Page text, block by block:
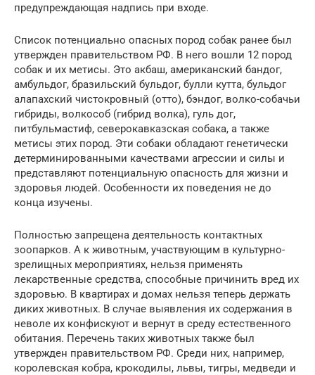
предупреждающая надпись при входе.
Список потенциально опасных пород собак ранее был
утвержден правительством РФ. В него вошли 12 пород
собак и их метисы. Это акбаш, американский бандог,
амбульдог, бразильский бульдог, булли кутта, бульдог
алапахский чистокровный (отто), бэндог, волко-собачьи
гибриды, волкособ (гибрид волка), гуль дог,
питбульмастиф, северокавказская собака, а также
метисы этих пород. Эти собаки обладают генетически
детерминированными качествами агрессии и силы и
представляют потенциальную опасность для жизни и
здоровья людей. Особенности их поведения не до
конца изучены.
Полностью запрещена деятельность контактных
зоопарков. А к животным, участвующим в культурно-
зрелищных мероприятиях, нельзя применять
лекарственные средства, способные причинить вред их
здоровью. В квартирах и домах нельзя теперь держать
диких животных. В случае выявления их содержания в
неволе их конфискуют и вернут в среду естественного
обитания. Перечень таких животных также был
утвержден правительством РФ. Среди них, например,
королевская кобра, крокодилы, львы, тигры, медведи и